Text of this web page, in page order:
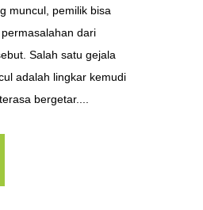
muncul, pemilik bisa
dari
Salah satu gejala
adalah lingkar kemudi
bergetar....